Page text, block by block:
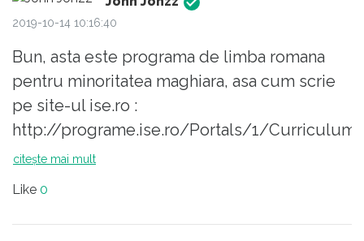
2019-10-14 10:16:40
Bun, asta este programa de limba romana
pentru minoritatea maghiara, asa cum scrie
pe site-ul ise.ro :
http://programe.ise.ro/Portals/1/Curriculum/
progr/02-
citește mai mult
Like 0